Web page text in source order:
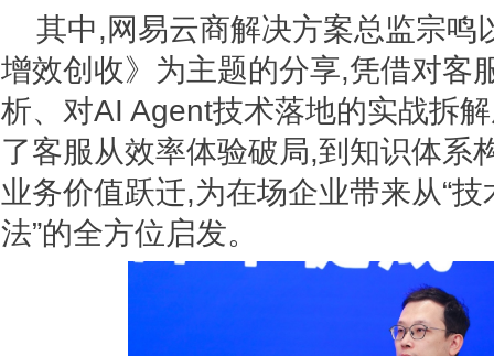
其中,网易云商解决方案总监宗鸣
增效创收》为主题的分享,凭借对客
析、对AI Agent技术落地的实战拆
了客服从效率体验破局,到知识体系
业务价值跃迁,为在场企业带来从“技
法”的全方位启发。